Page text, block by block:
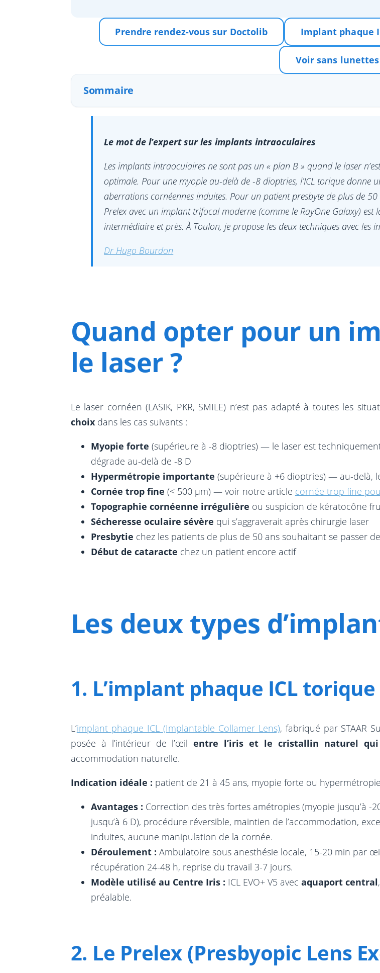
Prendre rendez-vous sur Doctolib Implant phaque
Voir sans lunettes
Sommaire
Le mot de l’expert sur les implants intraoculaires
Les implants intraoculaires ne sont pas un « plan B » quand le laser
optimale. Pour une myopie au-delà de -8 dioptries, l’ICL torique donne
aberrations cornéennes induites. Pour un patient presbyte de plus de
Prelex avec un implant trifocal moderne (comme le RayOne Galaxy)
intermédiaire et près. À Toulon, je propose les deux techniques avec les
Dr Hugo Bourdon
Quand opter pour un
le laser ?
Le laser cornéen (LASIK, PKR, SMILE) n’est pas adapté à toutes les
choixdans les cas suivants :
Myopie forte (supérieure à -8 dioptries) — le laser est
dégrade au-delà de -8 D
Hypermétropie importante (supérieure à +6 dioptries) — au-delà,
Cornée trop fine (< 500 µm) — voir notre article cornée trop fine
Topographie cornéenne irrégulière ou suspicion de kératocône
Sécheresse oculaire sévère qui s’aggraverait après chirurgie laser
Presbytie chez les patients de plus de 50 ans souhaitant se passer
Début de cataracte chez un patient encore actif
Les deux types
1. L’implant phaque ICL torique
L’implant phaque ICL (Implantable Collamer Lens), fabriqué par STAAR
posée à l’intérieur de l’œilentre l’iris et le cristallin naturel qui
accommodation naturelle.
Indication idéale : patient de 21 à 45 ans, myopie forte ou
Avantages : Correction des très fortes amétropies (myopie jusqu’à -
jusqu’à 6 D), procédure réversible, maintien de l’accommodation,
induites, aucune manipulation de la cornée.
Déroulement : Ambulatoire sous anesthésie locale, 15-20 min par
récupération 24-48 h, reprise du travail 3-7 jours.
Modèle utilisé au Centre Iris : ICL EVO+ V5 avec aquaport central
préalable.
2. Le Prelex (Presbyopic Lens